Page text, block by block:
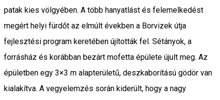
patak kies völgyében. A több hanyatlást és felemelkedést
megért helyi fürdőt az elmúlt években a Borvizek útja
fejlesztési program keretében újították fel. Sétányok, a
forrásház és korábban bezárt mofetta épülete újult meg. Az
épületben egy 3×3 m alapterületű, deszkaborítású gödör van
kialakítva. A vegyelemzés során kiderült, hogy a nagy